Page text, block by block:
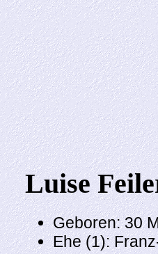
Luise
Geboren: 30
Ehe (1):